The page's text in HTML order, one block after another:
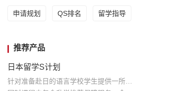
申请规划 QS排名 留学指导
推荐产品
日本留学S计划